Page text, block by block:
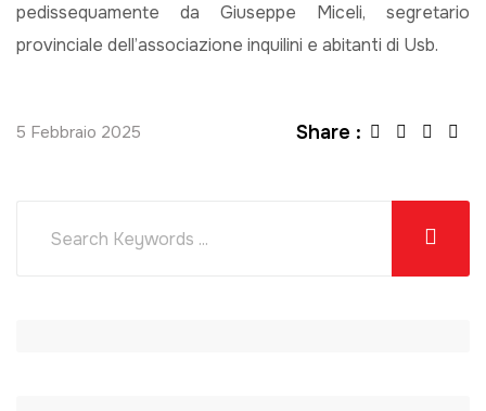
pedissequamente da Giuseppe Miceli, segretario
provinciale dell’associazione inquilini e abitanti di Usb.
5 Febbraio 2025 Share :